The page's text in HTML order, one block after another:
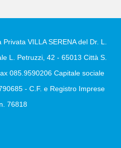
VILLA SERENA del Dr. L.
L. Petruzzi, 42 - 65013 Città S.
085.9590206 Capitale sociale
- C.F. e Registro Imprese
76818